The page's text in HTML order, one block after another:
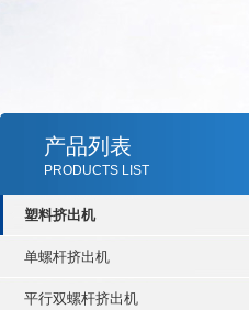
产品列表
PRODUCTS LIST
塑料挤出机
单螺杆挤出机
平行双螺杆挤出机